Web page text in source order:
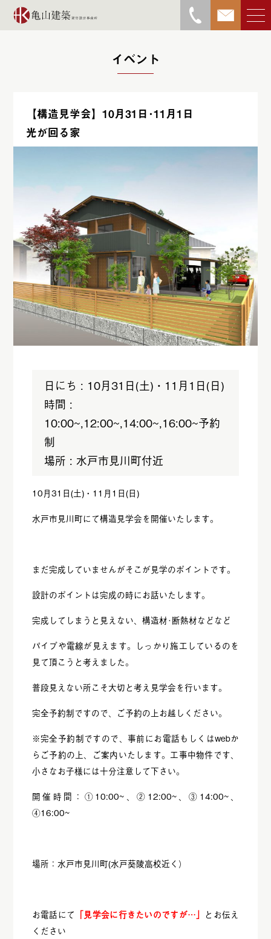
亀山勝物語
イベント
【構造見学会】10月31日･11月1日
光が回る家
日にち : 10月31日(土)・11月1日(日)
時間 :
10:00~,12:00~,14:00~,16:00~予約
制
場所 : 水戸市見川町付近
10月31日(土)・11月1日(日)
水戸市見川町にて構造見学会を開催いたします。
まだ完成していませんがそこが見学のポイントです。
設計のポイントは完成の時にお話いたします。
完成してしまうと見えない、構造材･断熱材などなど
パイプや電線が見えます。しっかり施工しているのを
見て頂こうと考えました。
普段見えない所こそ大切と考え見学会を行います。
完全予約制ですので、ご予約の上お越しください。
※完全予約制ですので、事前にお電話もしくはwebか
らご予約の上、ご案内いたします。工事中物件です、
小さなお子様には十分注意して下さい。
開催時間：①10:00~、②12:00~、③14:00~、
④16:00~
場所：水戸市見川町(水戸葵陵高校近く）
お電話にて 「見学会に行きたいのですが…」 とお伝え
ください